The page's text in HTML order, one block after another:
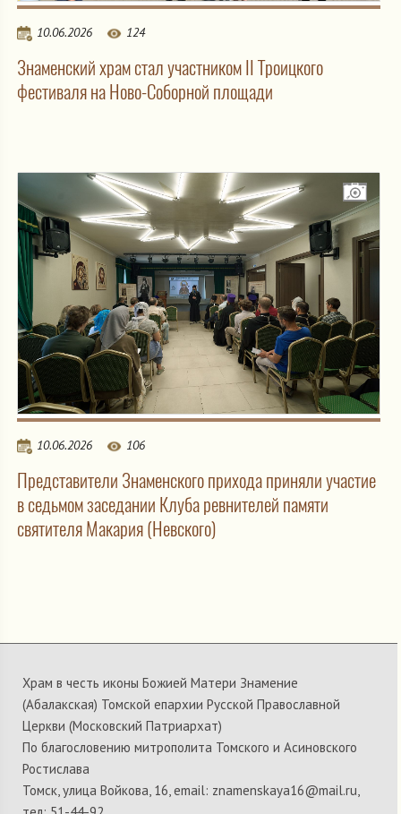
10.06.2026 124
Знаменский храм стал участником II Троицкого
фестиваля на Ново-Соборной площади
10.06.2026 106
Представители Знаменского прихода приняли участие
в седьмом заседании Клуба ревнителей памяти
святителя Макария (Невского)
Храм в честь иконы Божией Матери Знамение
(Абалакская) Томской епархии Русской Православной
Церкви (Московский Патриархат)
По благословению митрополита Томского и Асиновского
Ростислава
Томск, улица Войкова, 16, email: znamenskaya16@mail.ru,